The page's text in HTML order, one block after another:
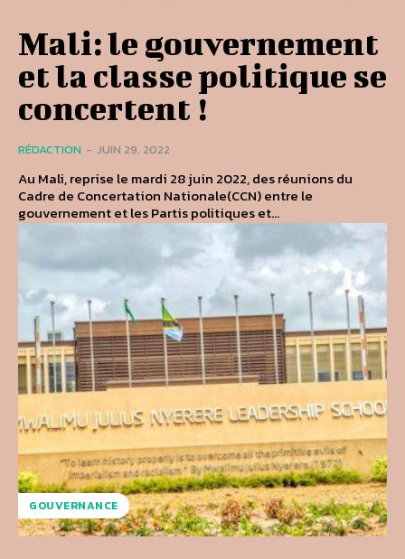
Mali: le gouvernement
et la classe politique se
concertent !
RÉDACTION - JUIN 29, 2022
Au Mali, reprise le mardi 28 juin 2022, des réunions du
Cadre de Concertation Nationale(CCN) entre le
gouvernement et les Partis politiques et...
GOUVERNANCE